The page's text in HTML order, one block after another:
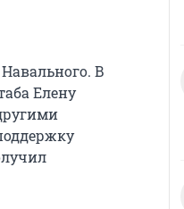
В
Елену